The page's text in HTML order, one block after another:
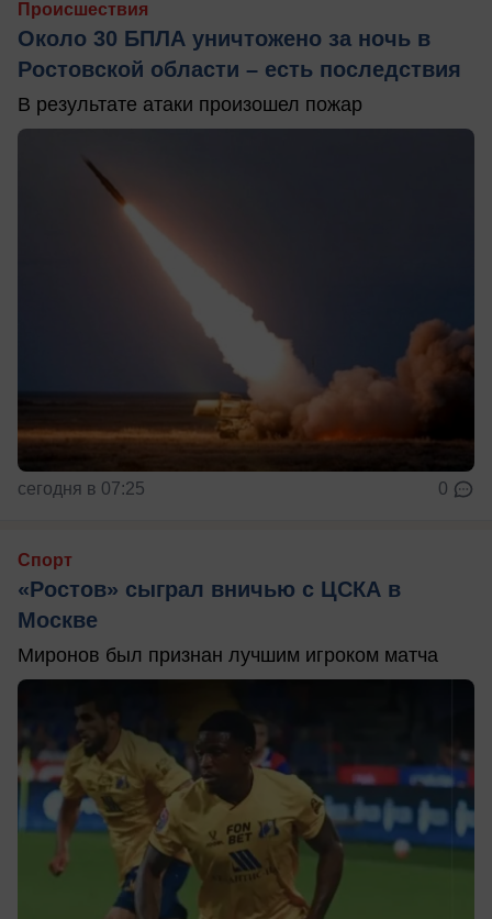
Происшествия
Около 30 БПЛА уничтожено за ночь в
Ростовской области – есть последствия
В результате атаки произошел пожар
сегодня в 07:25 0
Спорт
«Ростов» сыграл вничью с ЦСКА в
Москве
Миронов был признан лучшим игроком матча